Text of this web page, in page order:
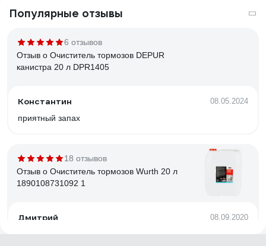
Популярные отзывы
6 отзывов
Отзыв о Очиститель тормозов DEPUR
канистра 20 л DPR1405
Константин 08.05.2024
приятный запах
18 отзывов
Отзыв о Очиститель тормозов Wurth 20 л
1890108731092 1
Дмитрий 08.09.2020
Отличный очиститель/обезжириватель.